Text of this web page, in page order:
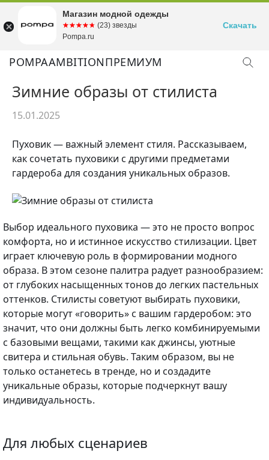
POMPAAMBITIONПРЕМИУМ
Пуховик — важный элемент стиля. Рассказываем,
как сочетать пуховики с другими предметами
гардероба для создания уникальных образов.
Зимние образы от стилиста
15.01.2025
Выбор идеального пуховика — это не просто вопрос
комфорта, но и истинное искусство стилизации. Цвет
играет ключевую роль в формировании модного
образа. В этом сезоне палитра радует разнообразием:
от глубоких насыщенных тонов до легких пастельных
оттенков. Стилисты советуют выбирать пуховики,
которые могут «говорить» с вашим гардеробом: это
значит, что они должны быть легко комбинируемыми
с базовыми вещами, такими как джинсы, уютные
свитера и стильная обувь. Таким образом, вы не
только останетесь в тренде, но и создадите
уникальные образы, которые подчеркнут вашу
индивидуальность.
Для любых сценариев
Магазин модной одежды
☆☆☆☆☆
★★★★★ (23) звезды
Pompa.ru
Скачать